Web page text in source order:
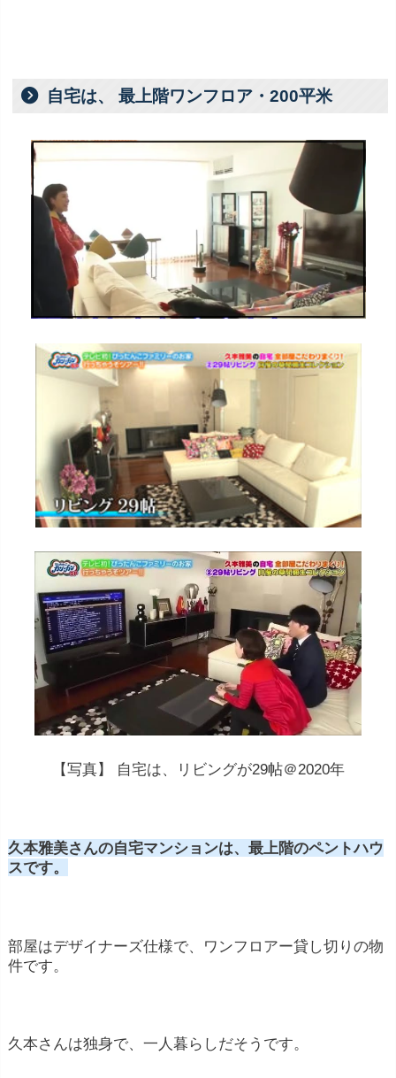
自宅は、 最上階ワンフロア・200平米
【写真】 自宅は、リビングが29帖＠2020年
久本雅美さんの自宅マンションは、最上階のペントハウ
スです。
部屋はデザイナーズ仕様で、ワンフロアー貸し切りの物
件です。
久本さんは独身で、一人暮らしだそうです。